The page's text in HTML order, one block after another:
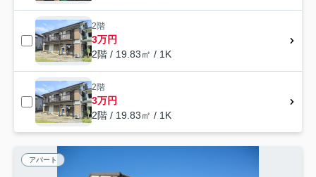
2階
3万円
2階 / 19.83㎡ / 1K
2階
3万円
2階 / 19.83㎡ / 1K
アパート